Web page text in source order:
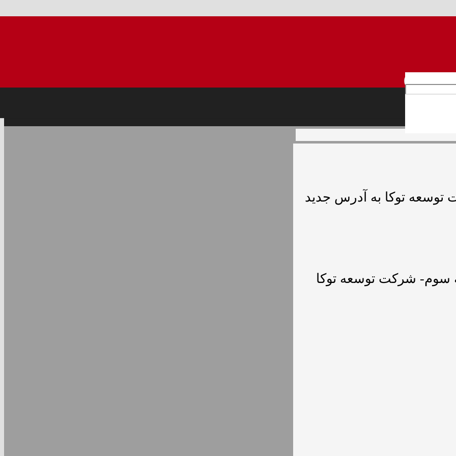
عام)
توکا به آدرس جدید
سوم- شرکت توسعه توکا